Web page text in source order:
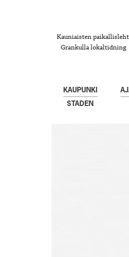
Kauniaisten
Grankulla lokaltidning
KAUPUNKI
STADEN